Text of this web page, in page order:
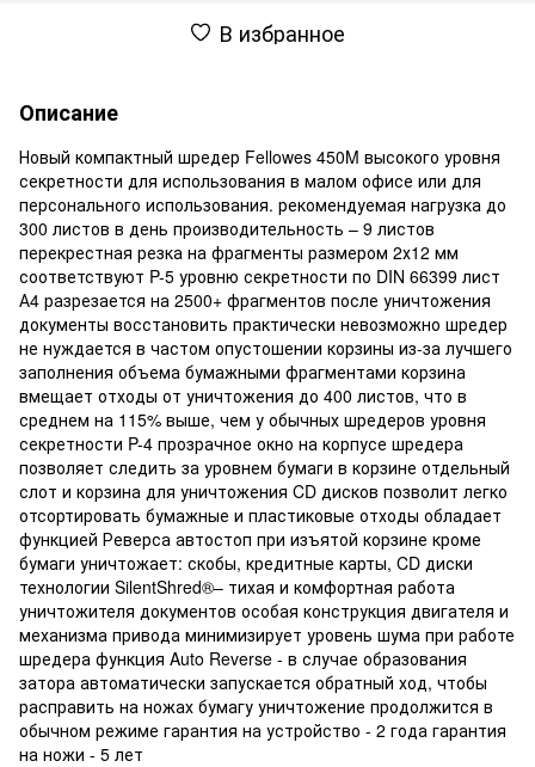
В избранное
Описание
Новый компактный шредер Fellowes 450M высокого уровня
секретности для использования в малом офисе или для
персонального использования. рекомендуемая нагрузка до
300 листов в день производительность – 9 листов
перекрестная резка на фрагменты размером 2х12 мм
соответствуют P-5 уровню секретности по DIN 66399 лист
А4 разрезается на 2500+ фрагментов после уничтожения
документы восстановить практически невозможно шредер
не нуждается в частом опустошении корзины из-за лучшего
заполнения объема бумажными фрагментами корзина
вмещает отходы от уничтожения до 400 листов, что в
среднем на 115% выше, чем у обычных шредеров уровня
секретности P-4 прозрачное окно на корпусе шредера
позволяет следить за уровнем бумаги в корзине отдельный
слот и корзина для уничтожения CD дисков позволит легко
отсортировать бумажные и пластиковые отходы обладает
функцией Реверса автостоп при изъятой корзине кроме
бумаги уничтожает: скобы, кредитные карты, CD диски
технологии SilentShred®– тихая и комфортная работа
уничтожителя документов особая конструкция двигателя и
механизма привода минимизирует уровень шума при работе
шредера функция Auto Reverse - в случае образования
затора автоматически запускается обратный ход, чтобы
расправить на ножах бумагу уничтожение продолжится в
обычном режиме гарантия на устройство - 2 года гарантия
на ножи - 5 лет